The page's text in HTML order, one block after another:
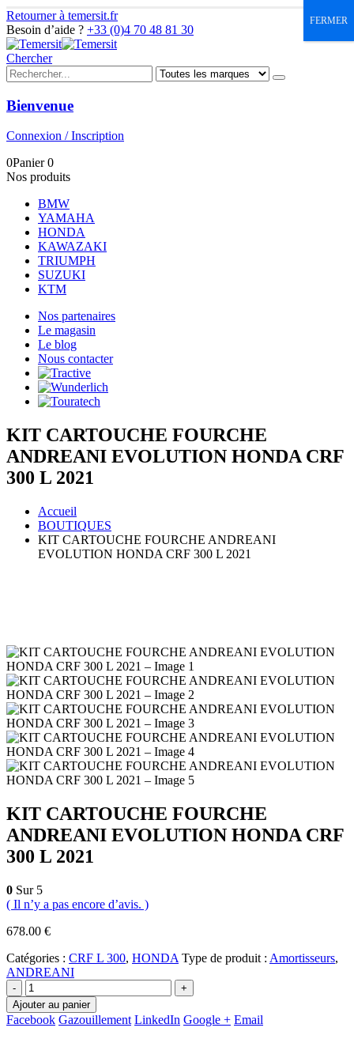
Retourner à temersit.fr
Besoin d’aide ? +33 (0)4 70 48 81 30
Chercher
Bienvenue
Connexion / Inscription
0Panier0
Nos produits
BMW
YAMAHA
HONDA
KAWAZAKI
TRIUMPH
SUZUKI
KTM
Nos partenaires
Le magasin
Le blog
Nous contacter
KIT CARTOUCHE FOURCHE
ANDREANI EVOLUTION HONDA CRF
300 L 2021
Accueil
BOUTIQUES
KIT CARTOUCHE FOURCHE ANDREANI
EVOLUTION HONDA CRF 300 L 2021
KIT CARTOUCHE FOURCHE
ANDREANI EVOLUTION HONDA CRF
300 L 2021
0 Sur 5
( Il n’y a pas encore d’avis. )
678.00 €
Catégories : CRF L 300, HONDA Type de produit : Amortisseurs,
ANDREANI
-
+
Ajouter au panier
Facebook Gazouillement LinkedIn Google + Email
FERMER